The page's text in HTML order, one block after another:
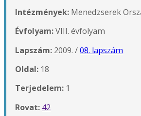
Intézmények: Menedzserek
Évfolyam:VIII. évfolyam
Lapszám: 2009. /08. lapszám
Oldal: 18
Terjedelem: 1
Rovat: 42